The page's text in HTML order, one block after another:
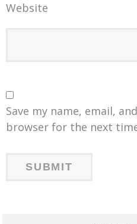
Website
Save my name, email,
browser for the next